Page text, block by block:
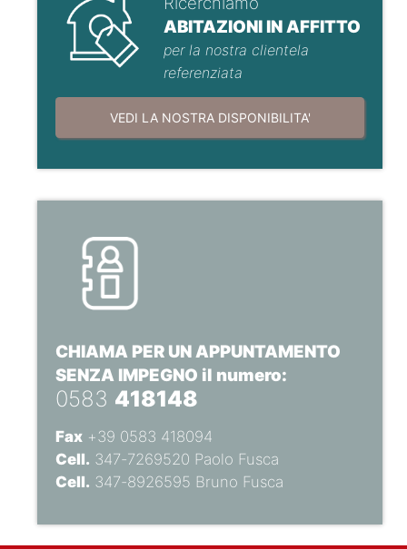
ABITAZIONI IN AFFITTO
per la nostra clientela
referenziata
VEDI LA NOSTRA DISPONIBILITA'
CHIAMA PER UN APPUNTAMENTO
SENZA IMPEGNO il numero:
0583 418148
Fax+39 0583 418094
Cell. 347-7269520 Paolo Fusca
Cell. 347-8926595 Bruno Fusca